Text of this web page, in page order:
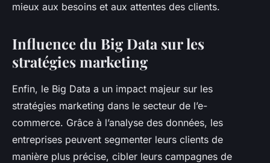
mieux aux besoins et aux attentes des clients.
Influence du Big Data sur les
stratégies marketing
Enfin, le Big Data a un impact majeur sur les
stratégies marketing dans le secteur de l’e-
commerce. Grâce à l’analyse des données, les
entreprises peuvent segmenter leurs clients de
manière plus précise, cibler leurs campagnes de